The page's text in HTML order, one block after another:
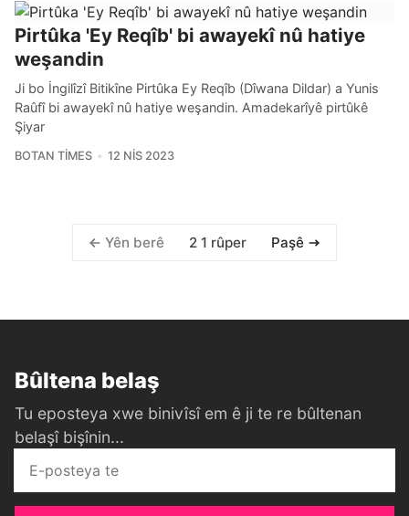
Pirtûka 'Ey Reqîb' bi awayekî nû hatiye
weşandin
Ji bo İngilîzî Bitikîne Pirtûka Ey Reqîb (Dîwana Dildar) a Yunis
Raûfî bi awayekî nû hatiye weşandin. Amadekarîyê pirtûkê
Şiyar
BOTAN TIMES 12 NIS 2023
Yên berê 2 1 rûper Paşê
Bûltena belaş
Tu eposteya xwe binivîsî em ê ji te re bûltenan
belaşî bişînin...